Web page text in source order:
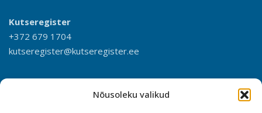
Nõusoleku valikud
Kutseregister
+372 679 1704
kutseregister@kutseregister.ee